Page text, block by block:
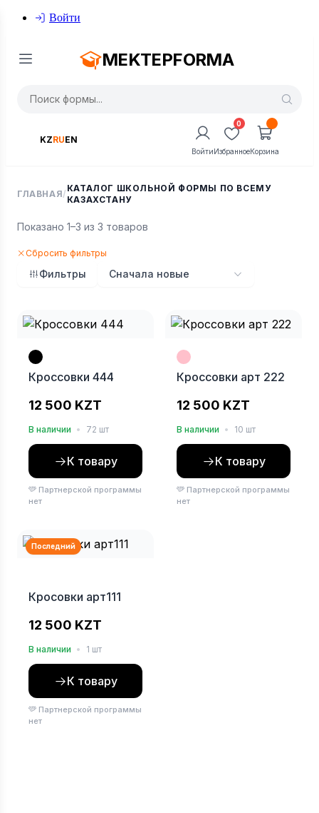
Войти
MEKTEPFORMA
KZRUEN
Войти
0
ИзбранноеКорзина
ГЛАВНАЯ/
КАТАЛОГ ШКОЛЬНОЙ ФОРМЫ ПО ВСЕМУ
КАЗАХСТАНУ
Показано 1–3 из 3 товаров
Сбросить фильтры
Фильтры Сначала новые
Кроссовки 444
12 500 KZT
В наличии • 72 шт
К товару
Партнерской программы
нет
Кроссовки арт 222
12 500 KZT
В наличии • 10 шт
К товару
Партнерской программы
нет
Последний
Кросовки арт111
12 500 KZT
В наличии • 1 шт
К товару
Партнерской программы
нет